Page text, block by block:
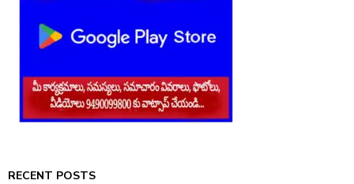
RECENT POSTS